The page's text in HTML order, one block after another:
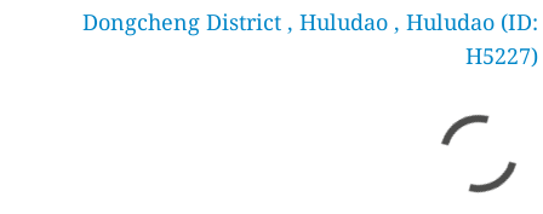
Dongcheng District , Huludao , Huludao (ID:
H5227)